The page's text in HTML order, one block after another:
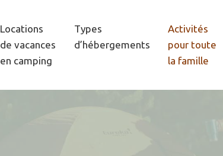
Locations
de vacances
en camping
Types
d’hébergements
Activités
pour toute
la famille